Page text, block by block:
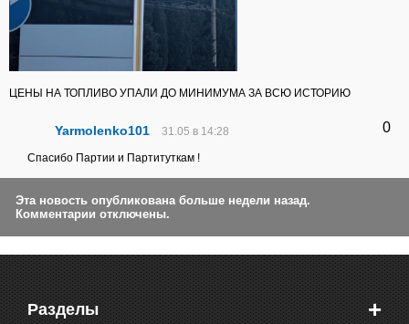
ЦЕНЫ НА ТОПЛИВО УПАЛИ ДО МИНИМУМА ЗА ВСЮ ИСТОРИЮ
Yarmolenko101 31.05 в 14:28 0
Спасибо Партии и Партитуткам !
Эта новость опубликована больше недели назад.
Комментарии отключены.
Разделы +